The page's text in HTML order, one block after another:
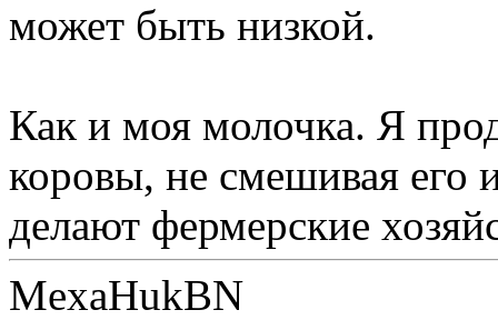
может быть низкой.
Как и моя молочка. Я
коровы, не смешивая его
делают фермерские
MexaHukBN